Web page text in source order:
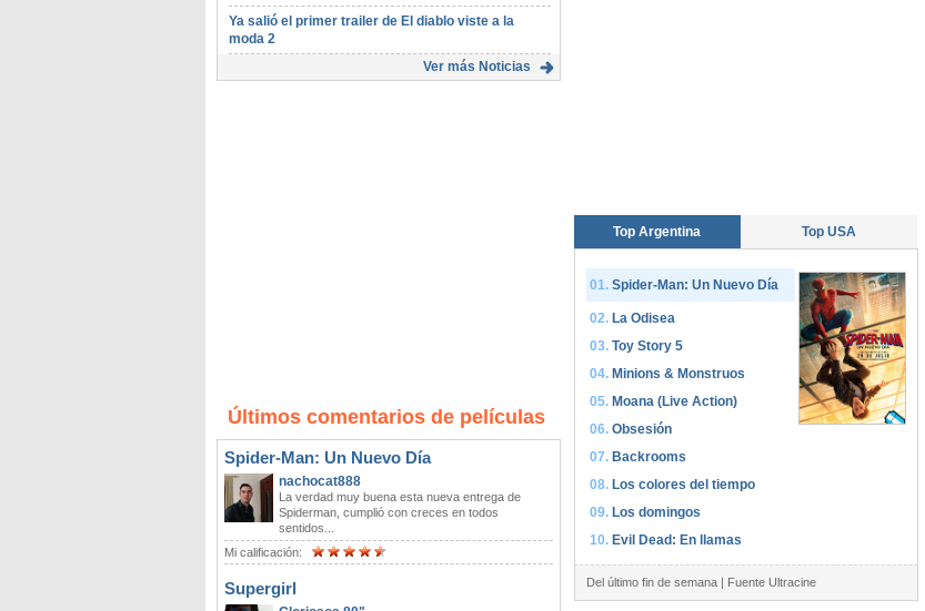
Ya salió el primer trailer de El diablo viste a la
moda 2
Ver más Noticias
Últimos comentarios de películas
Spider-Man: Un Nuevo Día
nachocat888
La verdad muy buena esta nueva entrega de
Spiderman, cumplió con creces en todos
sentidos...
Mi calificación:
Supergirl
Top Argentina Top USA
Spider-Man: Un Nuevo Día
La Odisea
Toy Story 5
Minions & Monstruos
Moana (Live Action)
Obsesión
Backrooms
Los colores del tiempo
Los domingos
Evil Dead: En llamas
Del último fin de semana | Fuente Ultracine